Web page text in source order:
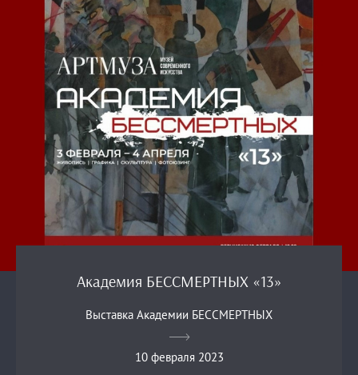
Академия БЕССМЕРТНЫХ «13»
Выставка Академии БЕССМЕРТНЫХ
10 февраля 2023